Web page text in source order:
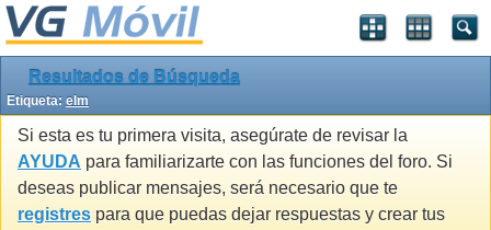
Resultados de Búsqueda
Etiqueta: elm
Si esta es tu primera visita, asegúrate de revisar la
AYUDA para familiarizarte con las funciones del foro. Si
deseas publicar mensajes, será necesario que te
registres para que puedas dejar respuestas y crear tus